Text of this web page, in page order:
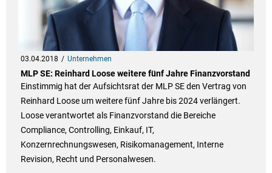
03.04.2018 Unternehmen
MLP SE: Reinhard Loose weitere fünf Jahre Finanzvorstand
Einstimmig hat der Aufsichtsrat der MLP SE den Vertrag von
Reinhard Loose um weitere fünf Jahre bis 2024 verlängert.
Loose verantwortet als Finanzvorstand die Bereiche
Compliance, Controlling, Einkauf, IT,
Konzernrechnungswesen, Risikomanagement, Interne
Revision, Recht und Personalwesen.